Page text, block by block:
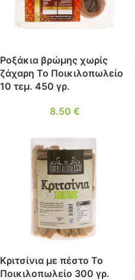
Ροξάκια βρώμης χωρίς
ζάχαρη Το Ποικιλοπωλείο
10 τεμ. 450 γρ.
8.50 €
Κριτσίνια με πέστο Το
Ποικιλοπωλείο 300 γρ.